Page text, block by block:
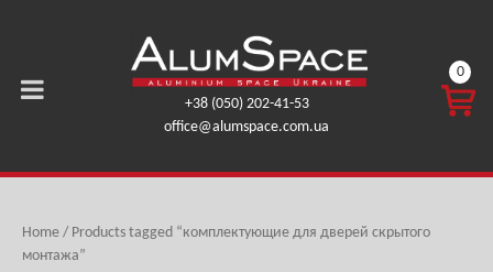
+38 (050) 202-41-53
office@alumspace.com.ua
КОРЗ
ГРН.
0
Home / Products tagged “комплектующие для дверей скрытого
монтажа”